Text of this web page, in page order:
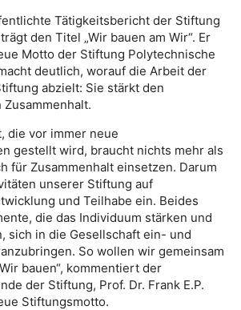
Tätigkeitsbericht der Stiftung
den Titel „Wir bauen am Wir“. Er
Motto der Stiftung Polytechnische
deutlich, worauf die Arbeit der
abzielt: Sie stärkt den
die vor immer neue
gestellt wird, braucht nichts mehr als
für Zusammenhalt einsetzen. Darum
unserer Stiftung auf
und Teilhabe ein. Beides
die das Individuum stärken und
sich in die Gesellschaft ein- und
So wollen wir gemeinsam
bauen“, kommentiert der
der Stiftung, Prof. Dr. Frank E.P.
Stiftungsmotto.